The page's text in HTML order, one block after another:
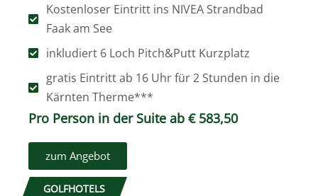
Kostenloser Eintritt ins NIVEA Strandbad
Faak am See
inkludiert 6 Loch Pitch&Putt Kurzplatz
gratis Eintritt ab 16 Uhr für 2 Stunden in die
Kärnten Therme***
Pro Person in der Suite ab € 583,50
zum Angebot
GOLFHOTELS